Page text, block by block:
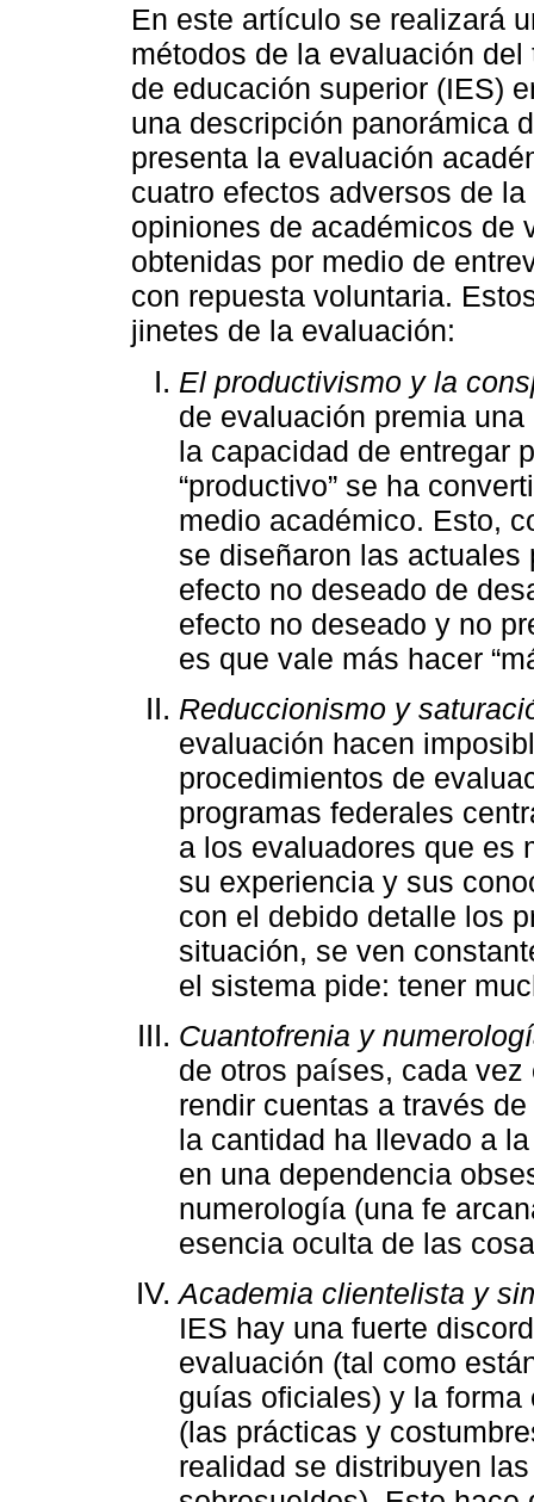
En este artículo se realizará
métodos de la evaluación
de educación superior (IES)
una descripción panorámica
presenta la evaluación
cuatro efectos adversos de
opiniones de académicos de
obtenidas por medio de
con repuesta voluntaria.
jinetes de la evaluación:
El productivismo y la
de evaluación premia
la capacidad de entregar
“productivo” se ha
medio académico. Esto,
se diseñaron las
efecto no deseado de
efecto no deseado y no
es que vale más hacer
Reduccionismo y
evaluación hacen
procedimientos de
programas federales
a los evaluadores que es
su experiencia y sus
con el debido detalle los
situación, se ven
el sistema pide: tener
Cuantofrenia y
de otros países, cada
rendir cuentas a través
la cantidad ha llevado a
en una dependencia
numerología (una fe
esencia oculta de las
Academia clientelista y
IES hay una fuerte
evaluación (tal como
guías oficiales) y la
(las prácticas y
realidad se distribuyen